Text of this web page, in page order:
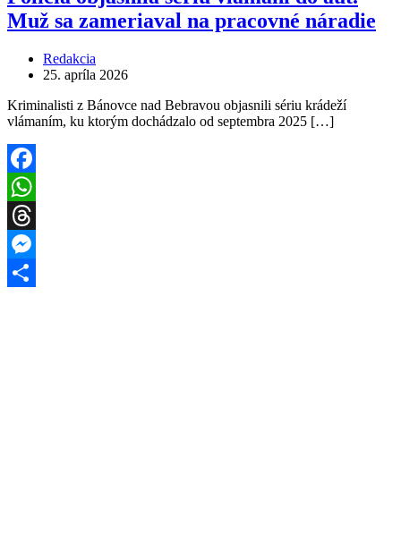
Muž sa zameriaval na pracovné náradie
Redakcia
25. apríla 2026
Kriminalisti z Bánovce nad Bebravou objasnili sériu krádeží
vlámaním, ku ktorým dochádzalo od septembra 2025 […]
Facebook
WhatsApp
Threads
Messenger